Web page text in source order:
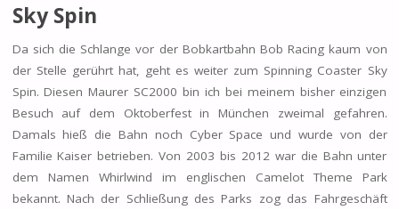
Sky Spin
Da sich die Schlange vor der Bobkartbahn Bob Racing kaum von
der Stelle gerührt hat, geht es weiter zum Spinning Coaster Sky
Spin. Diesen Maurer SC2000 bin ich bei meinem bisher einzigen
Besuch auf dem Oktoberfest in München zweimal gefahren.
Damals hieß die Bahn noch Cyber Space und wurde von der
Familie Kaiser betrieben. Von 2003 bis 2012 war die Bahn unter
dem Namen Whirlwind im englischen Camelot Theme Park
bekannt. Nach der Schließung des Parks zog das Fahrgeschäft